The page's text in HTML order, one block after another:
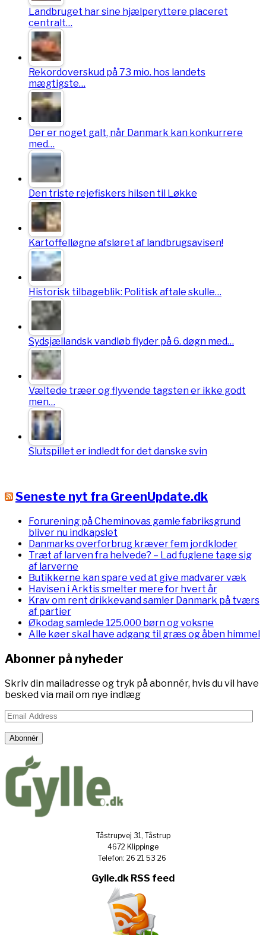
Landbruget har sine hjælperyttere placeret
centralt…
Rekordoverskud på 73 mio. hos landets
mægtigste…
Der er noget galt, når Danmark kan konkurrere
med…
Den triste rejefiskers hilsen til Løkke
Kartoffelløgne afsløret af landbrugsavisen!
Historisk tilbageblik: Politisk aftale skulle…
Sydsjællandsk vandløb flyder på 6. døgn med…
Væltede træer og flyvende tagsten er ikke godt
men…
Slutspillet er indledt for det danske svin
Seneste nyt fra GreenUpdate.dk
Forurening på Cheminovas gamle fabriksgrund
bliver nu indkapslet
Danmarks overforbrug kræver fem jordkloder
Træt af larven fra helvede? – Lad fuglene tage sig
af larverne
Butikkerne kan spare ved at give madvarer væk
Havisen i Arktis smelter mere for hvert år
Krav om rent drikkevand samler Danmark på tværs
af partier
Økodag samlede 125.000 børn og voksne
Alle køer skal have adgang til græs og åben himmel
Abonner på nyheder
Skriv din mailadresse og tryk på abonnér, hvis du vil have
besked via mail om nye indlæg
Email
Address
Abonnér
Tåstrupvej 31, Tåstrup
4672 Klippinge
Telefon: 26 21 53 26
Gylle.dk RSS feed